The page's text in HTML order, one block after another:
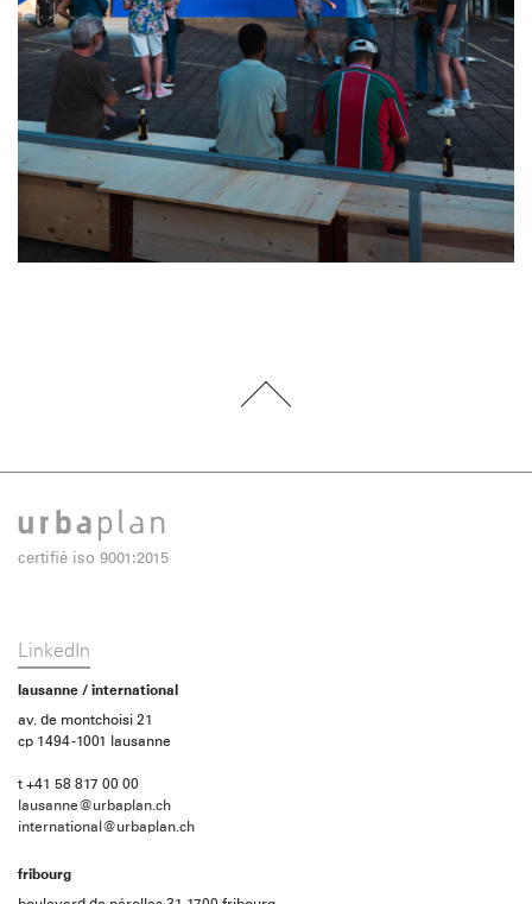
certifié iso 9001:2015
LinkedIn
lausanne / international
av. de montchoisi 21
cp 1494 -1001 lausanne
t +41 58 817 00 00
lausanne@urbaplan.ch
international@urbaplan.ch
fribourg